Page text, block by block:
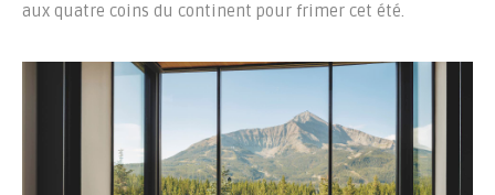
aux quatre coins du continent pour frimer cet été.